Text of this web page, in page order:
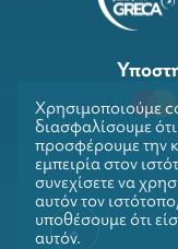
Χρησιμοποιούμε
διασφαλίσουμε
προσφέρουμε την
εμπειρία στον
συνεχίσετε να
αυτόν τον
υποθέσουμε ότι
αυτόν.